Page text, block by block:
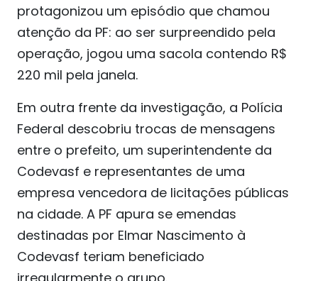
protagonizou um episódio que chamou
atenção da PF: ao ser surpreendido pela
operação, jogou uma sacola contendo R$
220 mil pela janela.
Em outra frente da investigação, a Polícia
Federal descobriu trocas de mensagens
entre o prefeito, um superintendente da
Codevasf e representantes de uma
empresa vencedora de licitações públicas
na cidade. A PF apura se emendas
destinadas por Elmar Nascimento à
Codevasf teriam beneficiado